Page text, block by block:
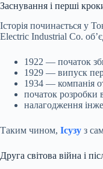
Заснування і перші
Історія починається у
Electric Industrial Co.
1922 — початок
1929 — випуск
1934 — компанія
початок розробки
налагодження
Таким чином, Ісузу з
Друга світова війна і